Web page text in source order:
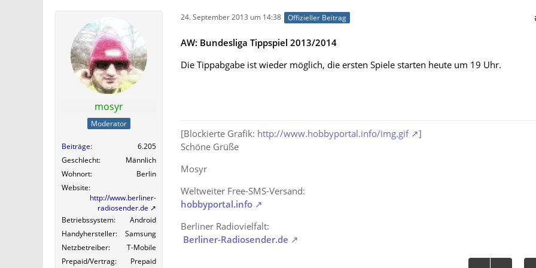
mosyr
Moderator
Beiträge
6.205
Geschlecht
Männlich
Wohnort
Berlin
Website
http://www.berliner-
radiosender.de
Betriebssystem
Android
Handyhersteller
Samsung
Netzbetreiber
T-Mobile
Prepaid/Vertrag
Prepaid
24. September 2013 um 14:38 Offizieller Beitrag
AW: Bundesliga Tippspiel 2013/2014
Die Tippabgabe ist wieder möglich, die ersten Spiele starten heute um 19 Uhr.
[Blockierte Grafik: http://www.hobbyportal.info/img.gif
]
Schöne Grüße
Mosyr
Weltweiter Free-SMS-Versand:
hobbyportal.info
Berliner Radiovielfalt:
Berliner-Radiosender.de